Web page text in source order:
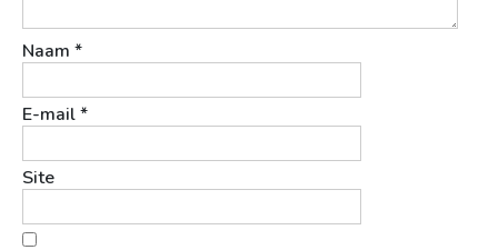
Naam *
E-mail*
Site